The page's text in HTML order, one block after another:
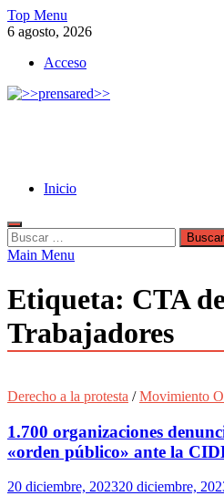
Skip
to
Top Menu
6 agosto, 2026
Acceso
Inicio
Buscar:
Main Menu
Etiqueta: CTA
Trabajadores
Derecho a la protesta /Movimiento
1.700 organizaciones
«orden público» ante la
20 diciembre, 202320 diciembre,